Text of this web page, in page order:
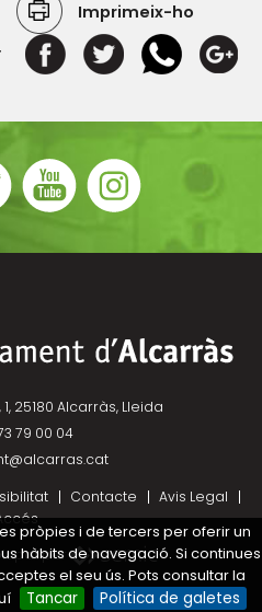
Imprimeix-ho
25180 Alcarràs, Lleida
79 00 04
Contacte
Avis Legal
per
pròpies i de tercers per oferir un
hàbits de navegació. Si continues
el seu ús. Pots consultar la
Tancar Política de galetes